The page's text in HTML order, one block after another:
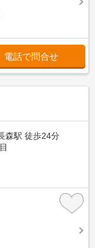
電話で問合せ
森駅 徒歩24分